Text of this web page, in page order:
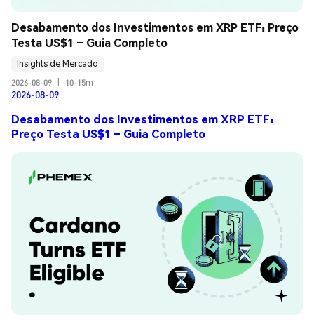
Desabamento dos Investimentos em XRP ETF: Preço
Testa US$1 – Guia Completo
Insights de Mercado
2026-08-09
10-15m
2026-08-09
Desabamento dos Investimentos em XRP ETF:
Preço Testa US$1 – Guia Completo